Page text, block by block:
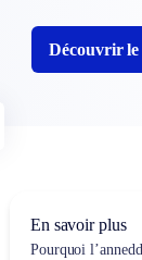
Découvrir
En savoir plus
Pourquoi